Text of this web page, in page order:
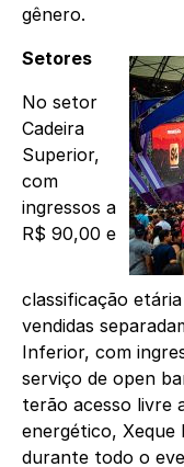
gênero.
Setores
No setor
Cadeira
Superior,
com
ingressos a
R$ 90,00 e
classificação
vendidas
Inferior, com
serviço de open
terão acesso livre
energético,
durante todo o